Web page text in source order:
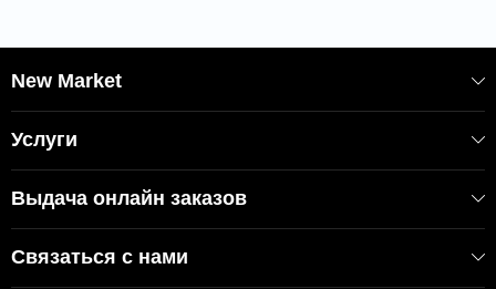
состоянии
Подходит для хранения белья,
подушек, игрушек и других вещей
тонах с геометрическим узором и
надписью “Laundry / Storage Goods”
Производство: Турция, бренд Alas
Home Organizer
Технические детали:
New Market
Услуги
Выдача онлайн заказов
Связаться с нами